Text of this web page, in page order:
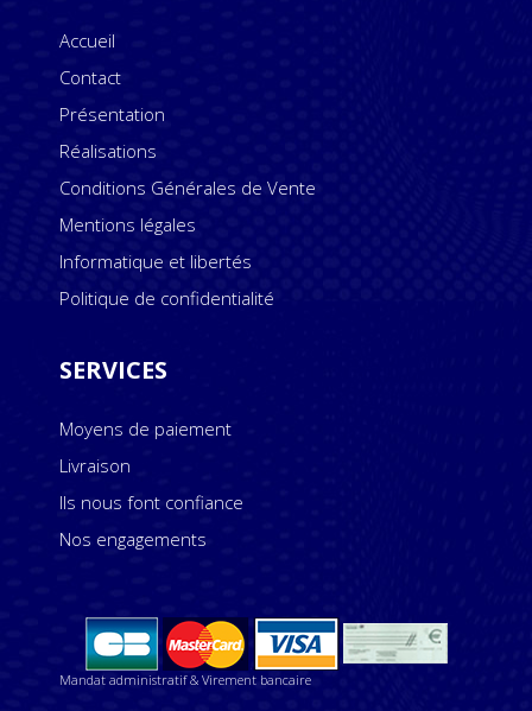
Accueil
Contact
Présentation
Réalisations
Conditions Générales de Vente
Mentions légales
Informatique et libertés
Politique de confidentialité
SERVICES
Moyens de paiement
Livraison
Ils nous font confiance
Nos engagements
Mandat administratif & Virement bancaire